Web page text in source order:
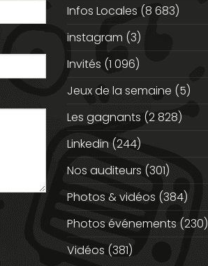
Infos Locales (8 683)
instagram (3)
Invités (1 096)
Jeux de la semaine (5)
Les gagnants (2 828)
Linkedin (244)
Nos auditeurs (301)
Photos & vidéos (384)
Photos événements (230)
Vidéos (381)